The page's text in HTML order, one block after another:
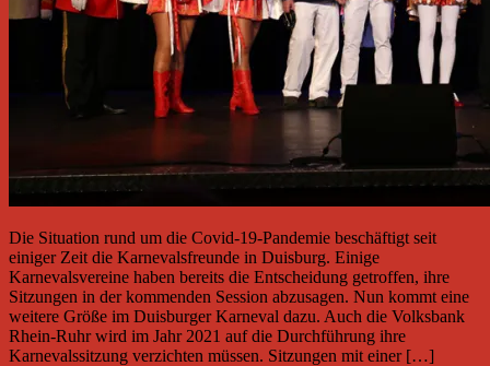
Die Situation rund um die Covid-19-Pandemie beschäftigt seit
einiger Zeit die Karnevalsfreunde in Duisburg. Einige
Karnevalsvereine haben bereits die Entscheidung getroffen, ihre
Sitzungen in der kommenden Session abzusagen. Nun kommt eine
weitere Größe im Duisburger Karneval dazu. Auch die Volksbank
Rhein-Ruhr wird im Jahr 2021 auf die Durchführung ihre
Karnevalssitzung verzichten müssen. Sitzungen mit einer […]